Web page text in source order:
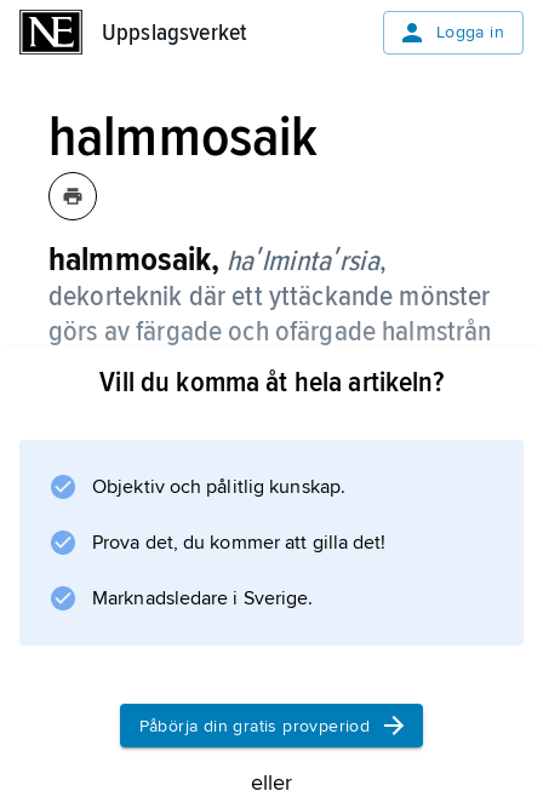
Uppslagsverket Logga in
halmmosaik
halmmosaik, haʹlmintaʹrsia,
dekorteknik där ett yttäckande mönster
görs av färgade och ofärgade halmstrån
som limmas på ett blindmaterial av t.ex.
papper, trä eller tyg på dosor, askar,
I s.k.
är blindmaterialet delvis synligt. Tekniken är
sedan gammalt känd från Kina och Japan och
Vill du komma åt hela artikeln?
Objektiv och pålitlig kunskap.
Prova det, du kommer att gilla det!
Marknadsledare i Sverige.
Påbörja din gratis provperiod
eller